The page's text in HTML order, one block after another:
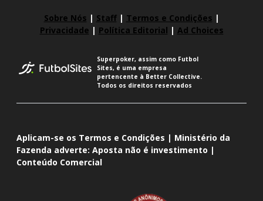
Sobre Nós | Staff| Termos e Condições |
Privacidade | Política Editorial | Ad Choices
Superpoker, assim como Futbol
Sites, é uma empresa
pertencente à Better Collective.
Todos os direitos reservados
Aplicam-se os Termos e Condições | Ministério da
Fazenda adverte: Aposta não é investimento |
Conteúdo Comercial